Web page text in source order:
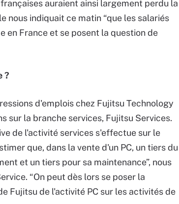
auraient ainsi largement perdu la
nous indiquait ce matin “que les salariés
en France et se posent la question de
?
d'emplois chez Fujitsu Technology
sur la branche services, Fujitsu Services.
de l'activité services s'effectue sur le
que, dans la vente d'un PC, un tiers du
et un tiers pour sa maintenance”, nous
“On peut dès lors se poser la
Fujitsu de l'activité PC sur les activités de